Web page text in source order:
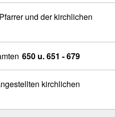
und der kirchlichen
650 u. 651 - 679
kirchlichen